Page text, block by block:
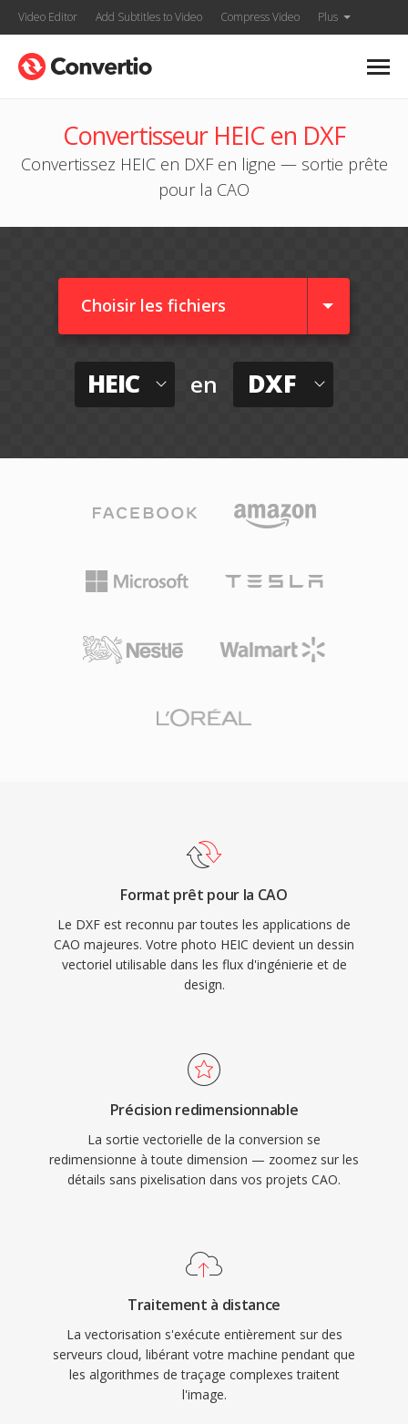
Video Editor Add Subtitles to Video Compress Video Plus
Convertisseur HEIC en DXF
Convertissez HEIC en DXF en ligne — sortie prête
pour la CAO
Choisir les fichiers
HEIC en DXF
Format prêt pour la CAO
Le DXF est reconnu par toutes les applications de
CAO majeures. Votre photo HEIC devient un dessin
vectoriel utilisable dans les flux d'ingénierie et de
design.
Précision redimensionnable
La sortie vectorielle de la conversion se
redimensionne à toute dimension — zoomez sur les
détails sans pixelisation dans vos projets CAO.
Traitement à distance
La vectorisation s'exécute entièrement sur des
serveurs cloud, libérant votre machine pendant que
les algorithmes de traçage complexes traitent
l'image.